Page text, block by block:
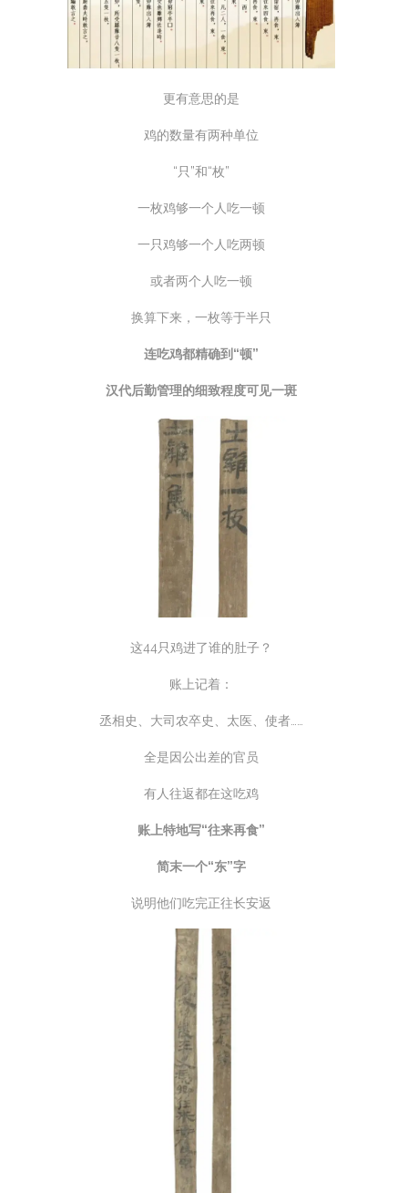
更有意思的是
鸡的数量有两种单位
“只”和“枚”
一枚鸡够一个人吃一顿
一只鸡够一个人吃两顿
或者两个人吃一顿
换算下来，一枚等于半只
连吃鸡都精确到“顿”
汉代后勤管理的细致程度可见一斑
这44只鸡进了谁的肚子？
账上记着：
丞相史、大司农卒史、太医、使者……
全是因公出差的官员
有人往返都在这吃鸡
账上特地写“往来再食”
简末一个“东”字
说明他们吃完正往长安返